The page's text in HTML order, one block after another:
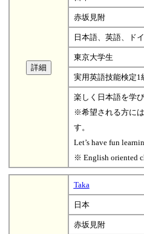
赤坂見附
日本語、英語、ド
東京大学生
実用英語技能検定1
楽しく日本語を学
※希望される方に
す。
Let’s have fun
※ English oriented
Taka
日本
赤坂見附